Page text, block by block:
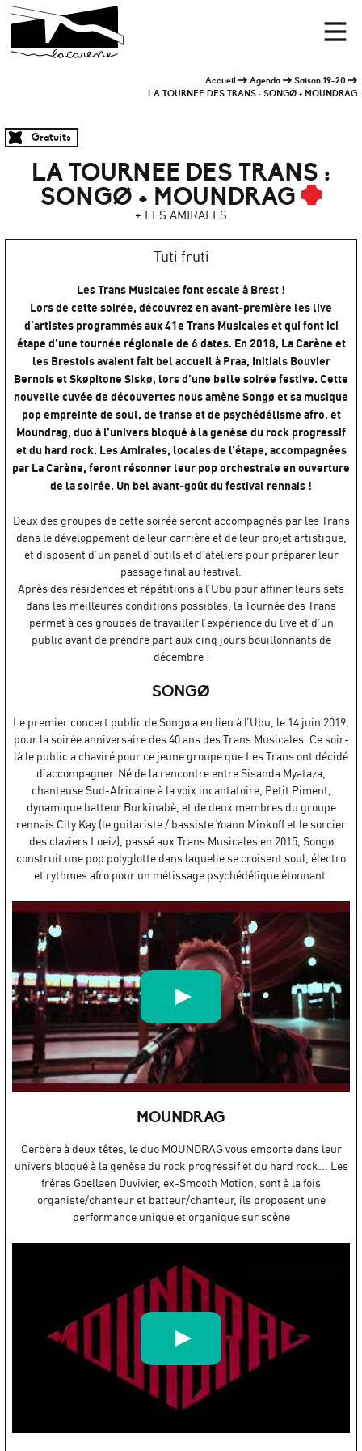
Panneau de gestion des cookies
Accueil
Menu
Accueil Agenda
Saison 19-20
LA TOURNEE DES TRANS : SONGØ + MOUNDRAG
Gratuits
LA TOURNEE DES TRANS :
SONGØ + MOUNDRAG
+ LES AMIRALES
Tuti fruti
Les Trans Musicales font escale à Brest !
Lors de cette soirée, découvrez en avant-première les live
d’artistes programmés aux 41e Trans Musicales et qui font ici
étape d’une tournée régionale de 6 dates. En 2018, La Carène et
les Brestois avaient fait bel accueil à Praa, Initials Bouvier
Bernois et Skøpitone Siskø, lors d’une belle soirée festive. Cette
nouvelle cuvée de découvertes nous amène Songø et sa musique
pop empreinte de soul, de transe et de psychédélisme afro, et
Moundrag, duo à l’univers bloqué à la genèse du rock progressif
et du hard rock. Les Amirales, locales de l’étape, accompagnées
par La Carène, feront résonner leur pop orchestrale en ouverture
de la soirée. Un bel avant-goût du festival rennais !
Deux des groupes de cette soirée seront accompagnés par les Trans
dans le développement de leur carrière et de leur projet artistique,
et disposent d’un panel d’outils et d’ateliers pour préparer leur
passage final au festival.
Après des résidences et répétitions à l’Ubu pour affiner leurs sets
dans les meilleures conditions possibles, la Tournée des Trans
permet à ces groupes de travailler l’expérience du live et d’un
public avant de prendre part aux cinq jours bouillonnants de
décembre !
SONGØ
Le premier concert public de Songø a eu lieu à l’Ubu, le 14 juin 2019,
pour la soirée anniversaire des 40 ans des Trans Musicales. Ce soir-
là le public a chaviré pour ce jeune groupe que Les Trans ont décidé
d’accompagner. Né de la rencontre entre Sisanda Myataza,
chanteuse Sud-Africaine à la voix incantatoire, Petit Piment,
dynamique batteur Burkinabè, et de deux membres du groupe
rennais City Kay (le guitariste / bassiste Yoann Minkoff et le sorcier
des claviers Loeiz), passé aux Trans Musicales en 2015, Songø
construit une pop polyglotte dans laquelle se croisent soul, électro
et rythmes afro pour un métissage psychédélique étonnant.
MOUNDRAG
Cerbère à deux têtes, le duo MOUNDRAG vous emporte dans leur
univers bloqué à la genèse du rock progressif et du hard rock... Les
frères Goellaen Duvivier, ex-Smooth Motion, sont à la fois
organiste/chanteur et batteur/chanteur, ils proposent une
performance unique et organique sur scène